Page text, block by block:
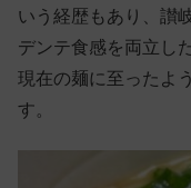
いう経歴もあり、讃
デンテ食感を両立し
現在の麺に至ったよ
す。